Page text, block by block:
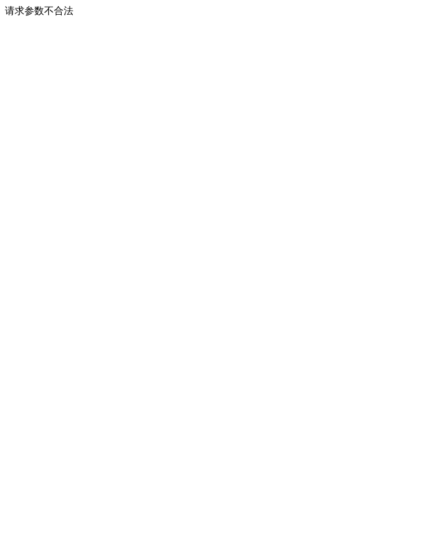
请求参数不合法